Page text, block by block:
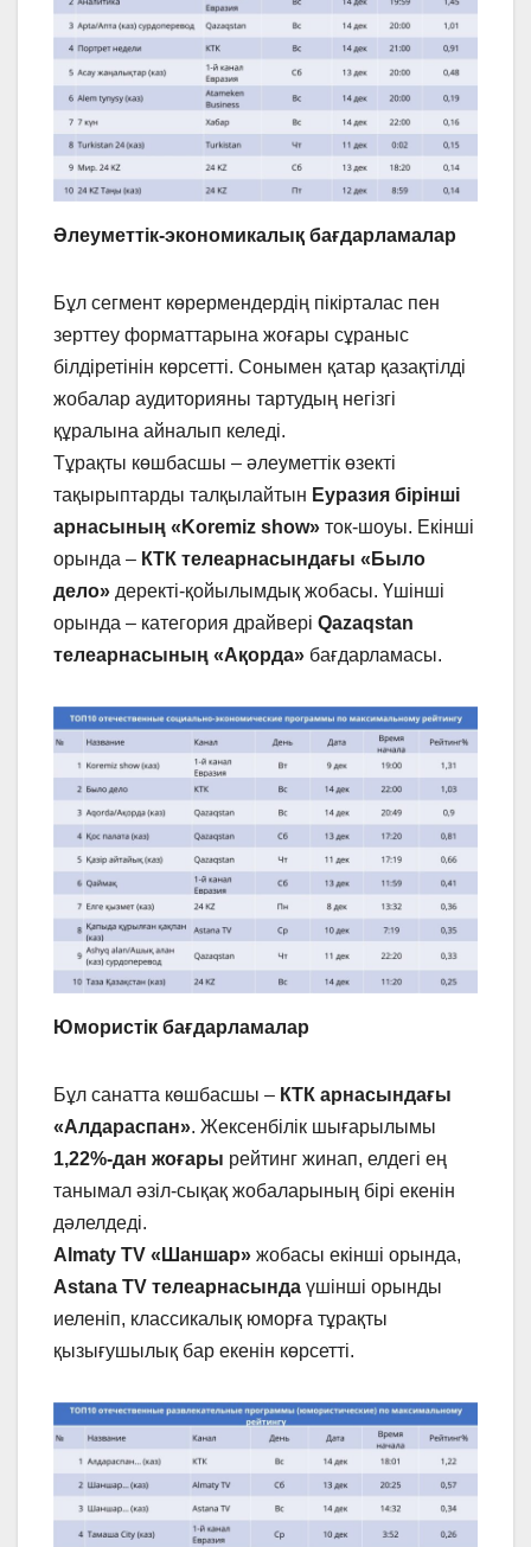
Әлеуметтік-экономикалық бағдарламалар
Бұл сегмент көрермендердің пікірталас пен
зерттеу форматтарына жоғары сұраныс
білдіретінін көрсетті. Сонымен қатар қазақтілді
жобалар аудиторияны тартудың негізгі
құралына айналып келеді.
Тұрақты көшбасшы – әлеуметтік өзекті
тақырыптарды талқылайтын Еуразия бірінші
арнасының «Koremiz show» ток-шоуы. Екінші
орында – КТК телеарнасындағы «Было
дело» деректі-қойылымдық жобасы. Үшінші
орында – категория драйвері Qazaqstan
телеарнасының «Ақорда» бағдарламасы.
Юмористік бағдарламалар
Бұл санатта көшбасшы – КТК арнасындағы
«Алдараспан». Жексенбілік шығарылымы
1,22%-дан жоғары рейтинг жинап, елдегі ең
танымал әзіл-сықақ жобаларының бірі екенін
дәлелдеді.
Almaty TV «Шаншар» жобасы екінші орында,
Astana TV телеарнасында үшінші орынды
иеленіп, классикалық юморға тұрақты
қызығушылық бар екенін көрсетті.